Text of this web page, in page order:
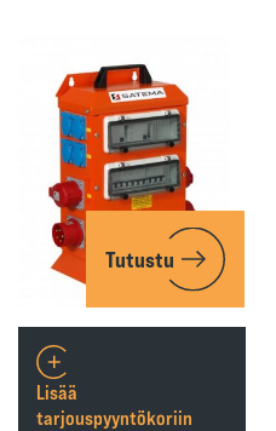
Tutustu
Lisää
tarjouspyyntökoriin